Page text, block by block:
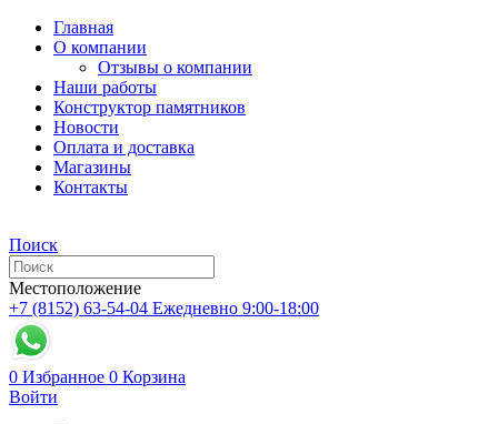
Главная
О компании
Отзывы о компании
Наши работы
Конструктор памятников
Новости
Оплата и доставка
Магазины
Контакты
Поиск
Местоположение
+7 (8152) 63-54-04 Ежедневно 9:00-18:00
0 Избранное 0 Корзина
Войти